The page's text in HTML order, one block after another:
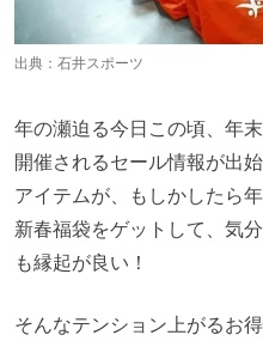
出典： 石井スポーツ
年の瀬迫る今日この頃、年
開催されるセール情報が出
アイテムが、もしかしたら
新春福袋をゲットして、気
も縁起が良い！
そんなテンション上がるお